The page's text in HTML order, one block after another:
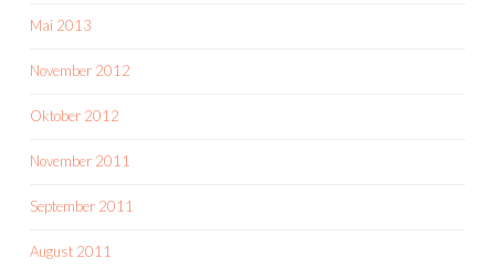
Mai 2013
November 2012
Oktober 2012
November 2011
September 2011
August 2011